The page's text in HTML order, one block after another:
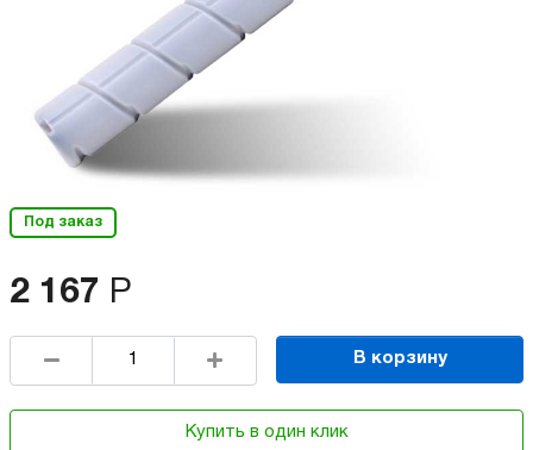
Под заказ
2 167 Р
В корзину
Купить в один клик